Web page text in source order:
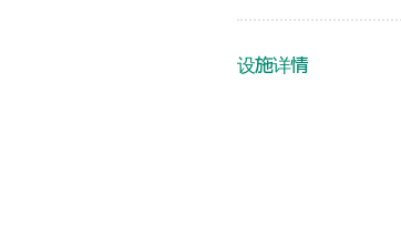
设施详情